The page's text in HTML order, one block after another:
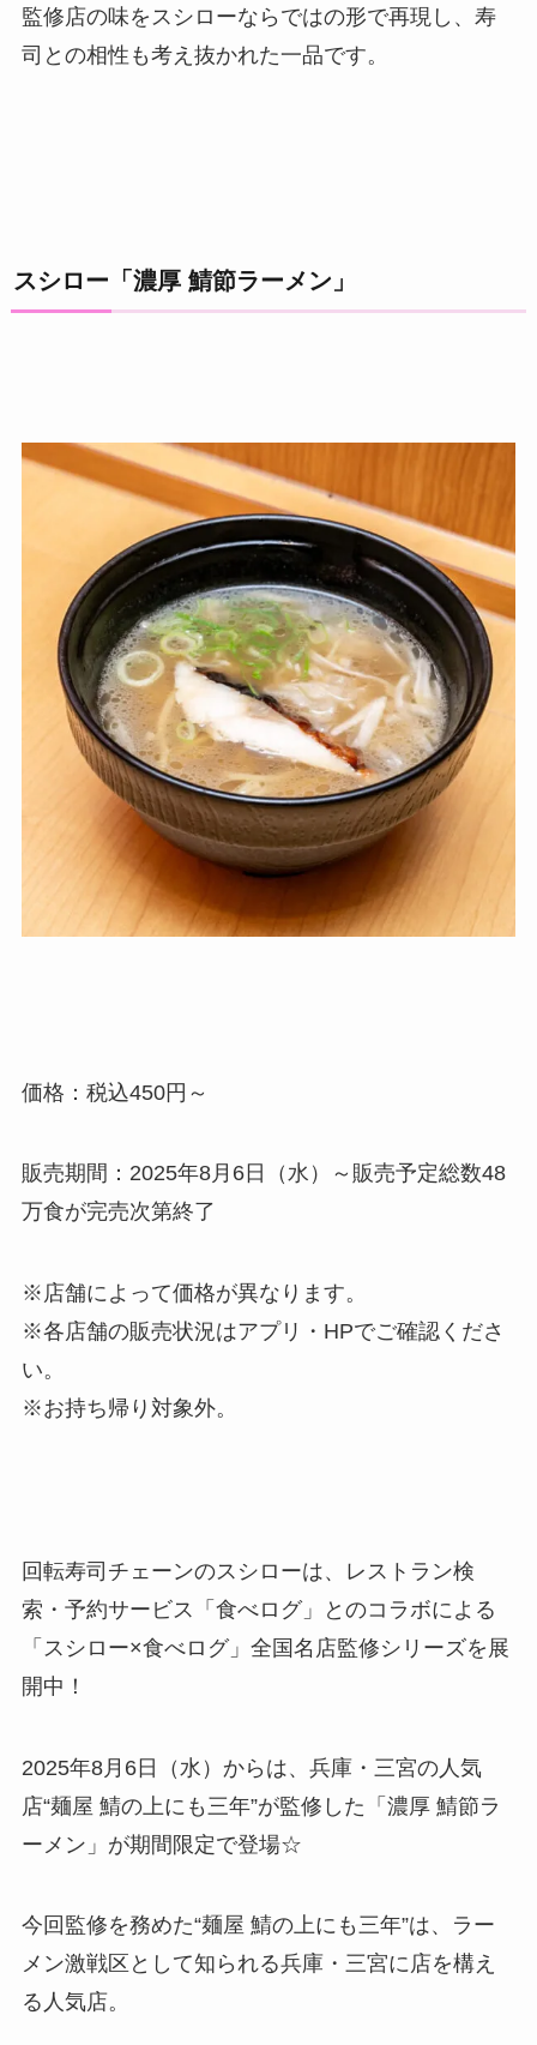
監修店の味をスシローならではの形で再現し、寿
司との相性も考え抜かれた一品です。
スシロー「濃厚 鯖節ラーメン」
価格：税込450円～
販売期間：2025年8月6日（水）～販売予定総数48
万食が完売次第終了
※店舗によって価格が異なります。
※各店舗の販売状況はアプリ・HPでご確認くださ
い。
※お持ち帰り対象外。
回転寿司チェーンのスシローは、レストラン検
索・予約サービス「食べログ」とのコラボによる
「スシロー×食べログ」全国名店監修シリーズを展
開中！
2025年8月6日（水）からは、兵庫・三宮の人気
店“麺屋 鯖の上にも三年”が監修した「濃厚 鯖節ラ
ーメン」が期間限定で登場☆
今回監修を務めた“麺屋 鯖の上にも三年”は、ラー
メン激戦区として知られる兵庫・三宮に店を構え
る人気店。